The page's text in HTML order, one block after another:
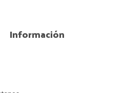
Información